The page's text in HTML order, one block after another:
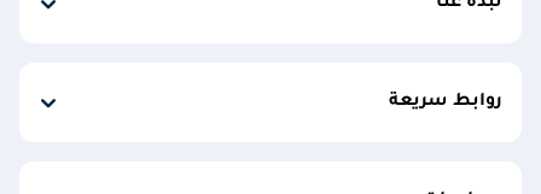
روابط سريعة